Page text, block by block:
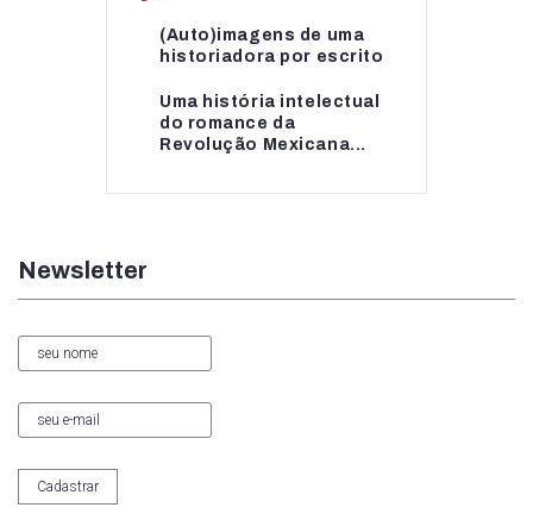
(Auto)imagens de uma
historiadora por escrito
Uma história intelectual
do romance da
Revolução Mexicana...
(Auto)imagens de uma
historiadora por escrito
Uma história intelectual
do romance da...
Newsletter